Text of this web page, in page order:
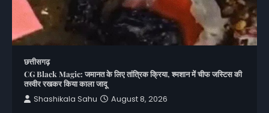
छत्तीसगढ़
CG Black Magic: जमानत के लिए तांत्रिक क्रिया, श्मशान में चीफ जस्टिस की
तस्वीर रखकर किया काला जादू
Shashikala Sahu
August 8, 2026